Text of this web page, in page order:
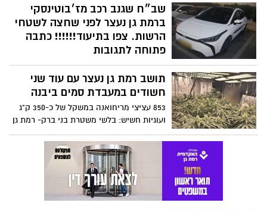
לוחיות משוכפלות; ברשות החשודים נתפס
משבש תדרים
שב״ח שגנב רכב מז׳בוטינסקי
ברמת גן נעצר לפני שחצה לשטחי
הרשות. צפו בתיעוד!!!!!! כתבה
פתוחה לתגובות
תיעוד: שוהה בלתי חוקי שגנב רכב מרמת גן
נעצר ע"י שוטרי תחנת מודיעין לפני המעבר
לשטחים; החקירה במשטרת בני ברק- רמת גן
הסתיימה והוגש כתב אישום נגד החשוד
תושב רמת גן נעצר עם עוד שני
חשודים במעבדת סמים ביבנה
853 עציצי מריחואנה במשקל של כ-350 ק"ג
ועוגיות חשיש: בלשי משטרת בני ברק- רמת גן
ולוחמי מג"ב זרוע ת"א חשפו מעבדת סמים
בת שתי קומות באזור תעשייה בעיר יבנה